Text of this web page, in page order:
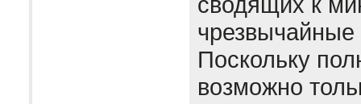
чрезвычайные
Поскольку
возможно